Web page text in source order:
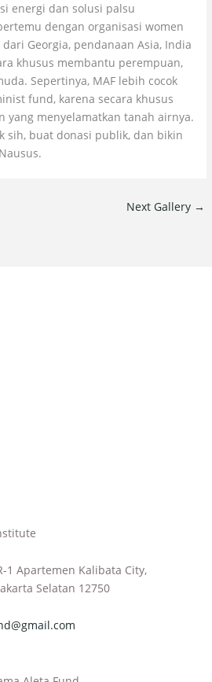
energi dan solusi palsu
dengan organisasi women
Georgia, pendanaan Asia, India
khusus membantu perempuan,
Sepertinya, MAF lebih cocok
fund, karena secara khusus
yang menyelamatkan tanah airnya.
sih, buat donasi publik, dan bikin
Next Gallery →
1 Apartemen Kalibata City,
Selatan 12750